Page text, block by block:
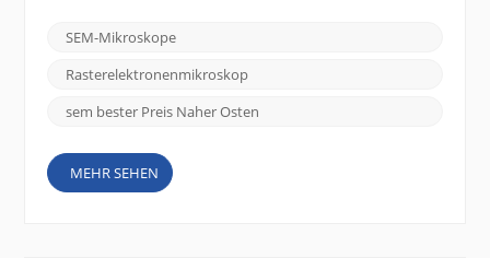
Universitäten. Saudi-Arabien, die Vereinigten
Arabischen Emirate (VAE), die Türkei, Ägypten und
der Irak investieren stark in wissenschaftliche
SEM-Mikroskope
Rasterelektronenmikroskop
sem bester Preis Naher Osten
MEHR SEHEN